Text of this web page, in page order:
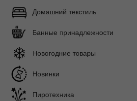
Домашний текстиль
Банные принадлежности
Новогодние товары
Новинки
Пиротехника